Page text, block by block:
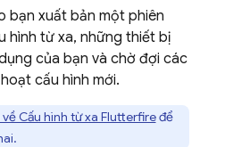
bạn xuất bản một phiên
hình từ xa, những thiết bị
của bạn và chờ đợi các
cấu hình mới.
Cấu hình từ xa Flutterfiređể